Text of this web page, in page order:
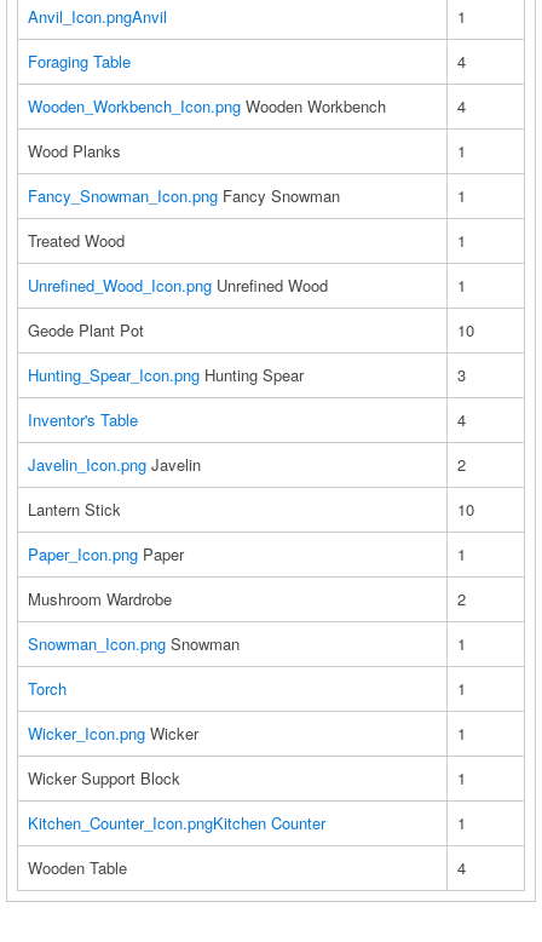
Anvil_Icon.pngAnvil
1
Foraging Table
4
Wooden_Workbench_Icon.png Wooden Workbench
4
Wood Planks
1
Fancy_Snowman_Icon.png Fancy Snowman
1
Treated Wood
1
Unrefined_Wood_Icon.png Unrefined Wood
1
Geode Plant Pot
10
Hunting_Spear_Icon.png Hunting Spear
3
Inventor's Table
4
Javelin_Icon.png Javelin
2
Lantern Stick
10
Paper_Icon.png Paper
1
Mushroom Wardrobe
2
Snowman_Icon.png Snowman
1
Torch
1
Wicker_Icon.png Wicker
1
Wicker Support Block
1
Kitchen_Counter_Icon.pngKitchen Counter
1
Wooden Table
4